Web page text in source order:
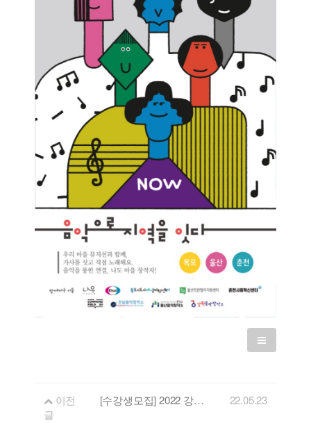
이전
글
[수강생모집] 2022 강원음악창작소 기타 중급 교육 22.05.23